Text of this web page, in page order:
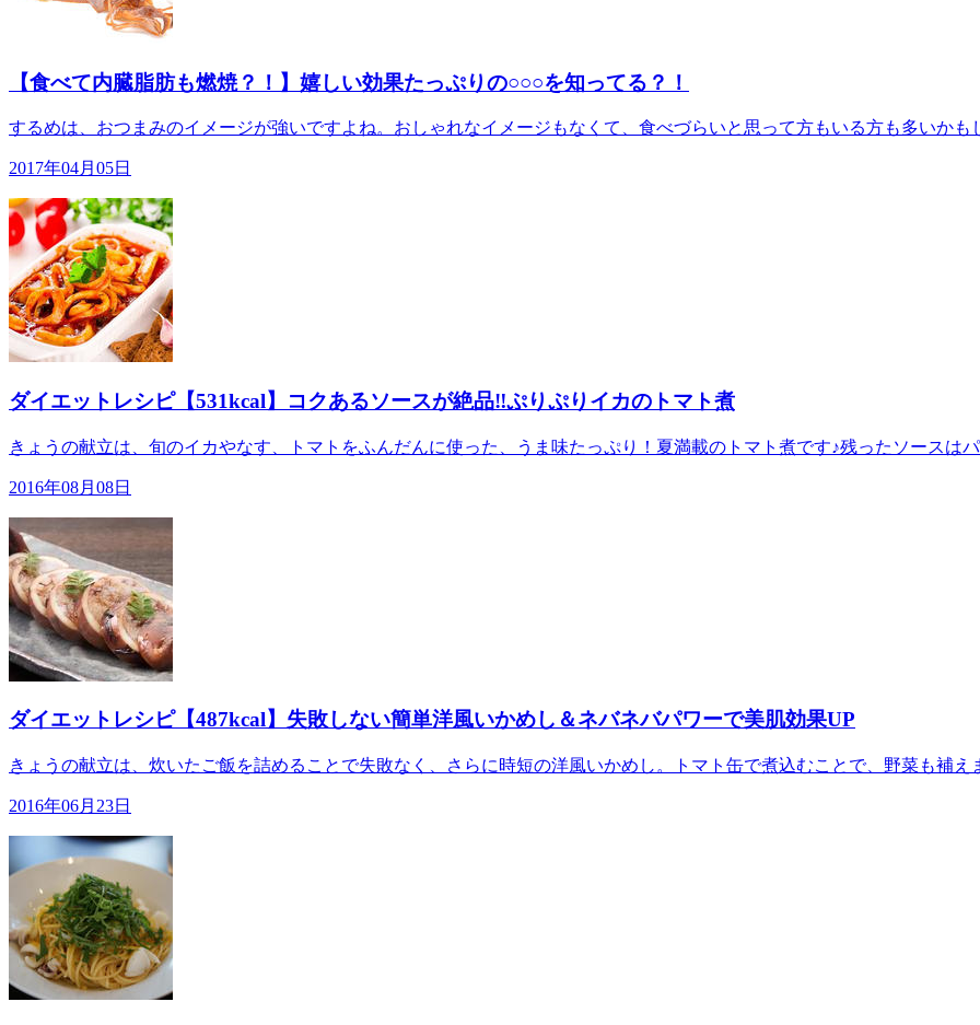
【食べて内臓脂肪も燃焼？！】嬉しい効果たっぷりの○○○を知ってる？！
するめは、おつまみのイメージが強いですよね。おしゃれなイメージもなくて、食べづらいと思って方もいる方も多いかも
2017年04月05日
ダイエットレシピ【531kcal】コクあるソースが絶品‼ぷりぷりイカのトマト煮
きょうの献立は、旬のイカやなす、トマトをふんだんに使った、うま味たっぷり！夏満載のトマト煮です♪残ったソースは
2016年08月08日
ダイエットレシピ【487kcal】失敗しない簡単洋風いかめし＆ネバネバパワーで美肌効果UP
きょうの献立は、炊いたご飯を詰めることで失敗なく、さらに時短の洋風いかめし。トマト缶で煮込むことで、野菜も補え
2016年06月23日